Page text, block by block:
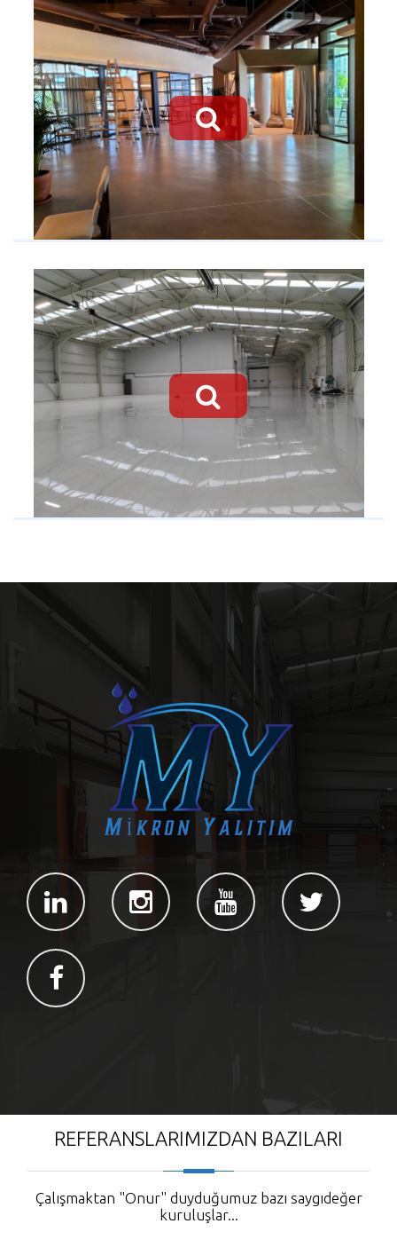
REFERANSLARIMIZDAN BAZILARI
Çalışmaktan "Onur" duyduğumuz bazı saygıdeğer
kuruluşlar...